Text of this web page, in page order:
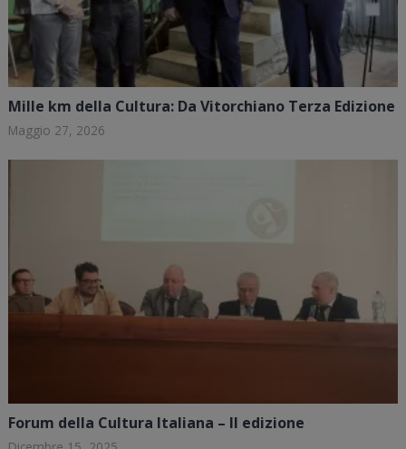
Mille km della Cultura: Da Vitorchiano Terza Edizione
Maggio 27, 2026
Forum della Cultura Italiana – II edizione